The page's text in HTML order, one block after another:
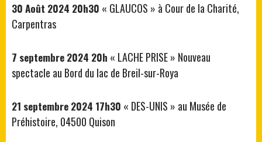
30 Août 2024 20h30 « GLAUCOS » à Cour de la Charité,
Carpentras
7 septembre 2024 20h « LACHE PRISE » Nouveau
spectacle au Bord du lac de Breil-sur-Roya
21 septembre 2024 17h30 « DES-UNIS » au Musée de
Préhistoire, 04500 Quison